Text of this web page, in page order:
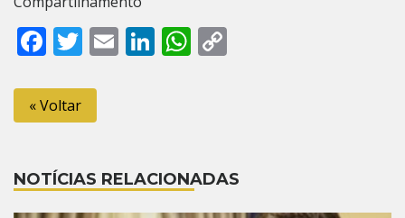
Facebook
Twitter
EmailLinkedIn
WhatsApp
« Voltar
NOTÍCIAS RELACIONADAS